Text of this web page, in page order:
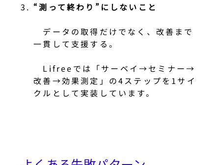
“測って終わり”にしないこと
データの取得だけでなく、改善まで
一貫して支援する。
Lifreeでは「サーベイ→セミナー→
改善→効果測定」の4ステップを1サイ
クルとして実装しています。